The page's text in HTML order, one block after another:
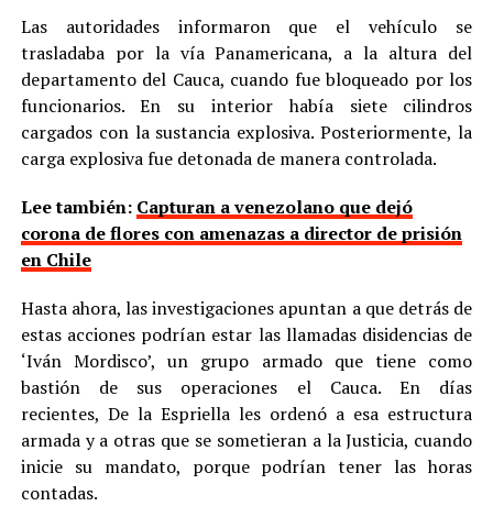
Las autoridades informaron que el vehículo se
trasladaba por la vía Panamericana, a la altura del
departamento del Cauca, cuando fue bloqueado por los
funcionarios. En su interior había siete cilindros
cargados con la sustancia explosiva. Posteriormente, la
carga explosiva fue detonada de manera controlada.
Lee también: Capturan a venezolano que dejó
corona de flores con amenazas a director de prisión
en Chile
Hasta ahora, las investigaciones apuntan a que detrás de
estas acciones podrían estar las llamadas disidencias de
‘Iván Mordisco’, un grupo armado que tiene como
bastión de sus operaciones el Cauca. En días
recientes, De la Espriella les ordenó a esa estructura
armada y a otras que se sometieran a la Justicia, cuando
inicie su mandato, porque podrían tener las horas
contadas.